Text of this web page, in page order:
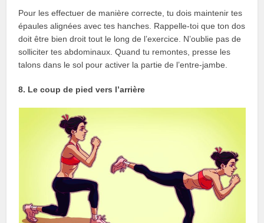
Pour les effectuer de manière correcte, tu dois maintenir tes
épaules alignées avec tes hanches. Rappelle-toi que ton dos
doit être bien droit tout le long de l’exercice. N’oublie pas de
solliciter tes abdominaux. Quand tu remontes, presse les
talons dans le sol pour activer la partie de l’entre-jambe.
8. Le coup de pied vers l’arrière